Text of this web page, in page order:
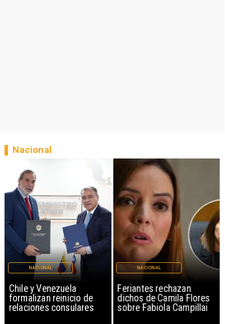
Chile y Venezuela
formalizan reinicio de
relaciones consulares
NACIONAL
Feriantes rechazan
dichos de Camila Flores
sobre Fabiola Campillai
NACIONAL
Nacional